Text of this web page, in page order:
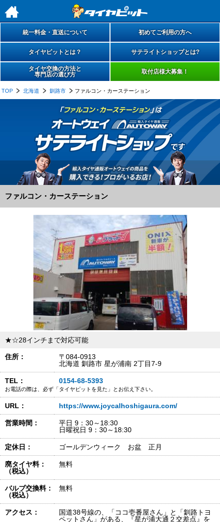
h
統一料金・直送について 初めてご利用の方へ
タイヤピットとは？ サテライトショップとは?
タイヤ交換の方法と
専門店の選び方
取付店様大募集！
TOP 北海道 釧路市 ファルコン・カーステーション
「ファルコン・カーステーション」は
ファルコン・カーステーション
★☆28インチまで対応可能
住所：
〒084-0913
北海道 釧路市 星が浦南 2丁目7-9
TEL： 0154-68-5393
お電話の際は、必ず「タイヤピットを見た」とお伝え下さい。
URL： https://www.joycalhoshigaura.com/
営業時間：
平日 9：30～18:30
日曜祝日 9：30～18:30
定休日： ゴールデンウィーク お盆 正月
廃タイヤ料：
（税込）
無料
バルブ交換料：
（税込）
無料
アクセス：
国道38号線の、「ココ壱番屋さん」と「釧路トヨ
ペットさん」がある、『星が浦大通２交差点』を